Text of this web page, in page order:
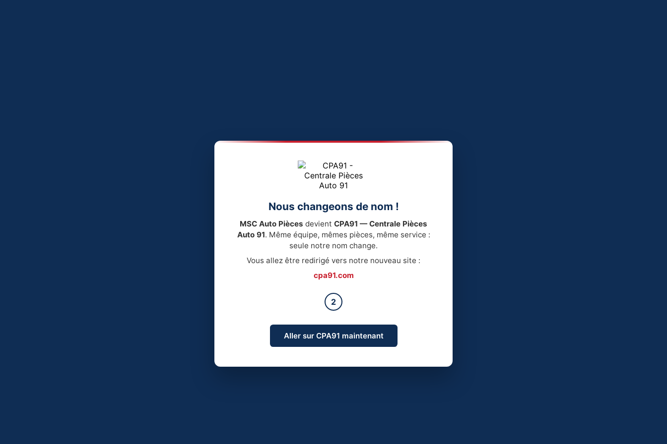
Nous changeons de nom !
MSC Auto Pièces devient CPA91 — Centrale Pièces
Auto 91. Même équipe, mêmes pièces, même service :
seule notre nom change.
Vous allez être redirigé vers notre nouveau site :
cpa91.com
2
Aller sur CPA91 maintenant